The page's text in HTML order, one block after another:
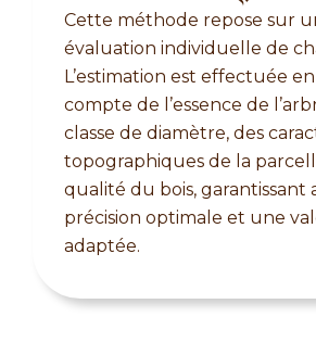
Cette méthode repose sur
évaluation individuelle de
L’estimation est effectuée
compte de l’essence de
classe de diamètre, des
topographiques de la
qualité du bois, garantissant
précision optimale et une
adaptée.